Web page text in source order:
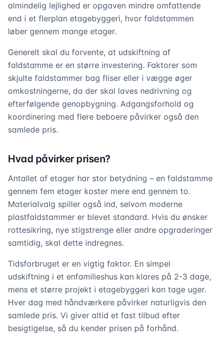
almindelig lejlighed er opgaven mindre omfattende
end i et flerplan etagebyggeri, hvor faldstammen
løber gennem mange etager.
Generelt skal du forvente, at udskiftning af
faldstamme er en større investering. Faktorer som
skjulte faldstammer bag fliser eller i vægge øger
omkostningerne, da der skal laves nedrivning og
efterfølgende genopbygning. Adgangsforhold og
koordinering med flere beboere påvirker også den
samlede pris.
Hvad påvirker prisen?
Antallet af etager har stor betydning – en faldstamme
gennem fem etager koster mere end gennem to.
Materialvalg spiller også ind, selvom moderne
plastfaldstammer er blevet standard. Hvis du ønsker
rottesikring, nye stigstrenge eller andre opgraderinger
samtidig, skal dette indregnes.
Tidsforbruget er en vigtig faktor. En simpel
udskiftning i et enfamilieshus kan klares på 2-3 dage,
mens et større projekt i etagebyggeri kan tage uger.
Hver dag med håndværkere påvirker naturligvis den
samlede pris. Vi giver altid et fast tilbud efter
besigtigelse, så du kender prisen på forhånd.